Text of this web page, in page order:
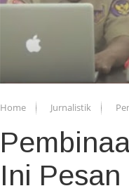
Home Jurnalistik
Ini